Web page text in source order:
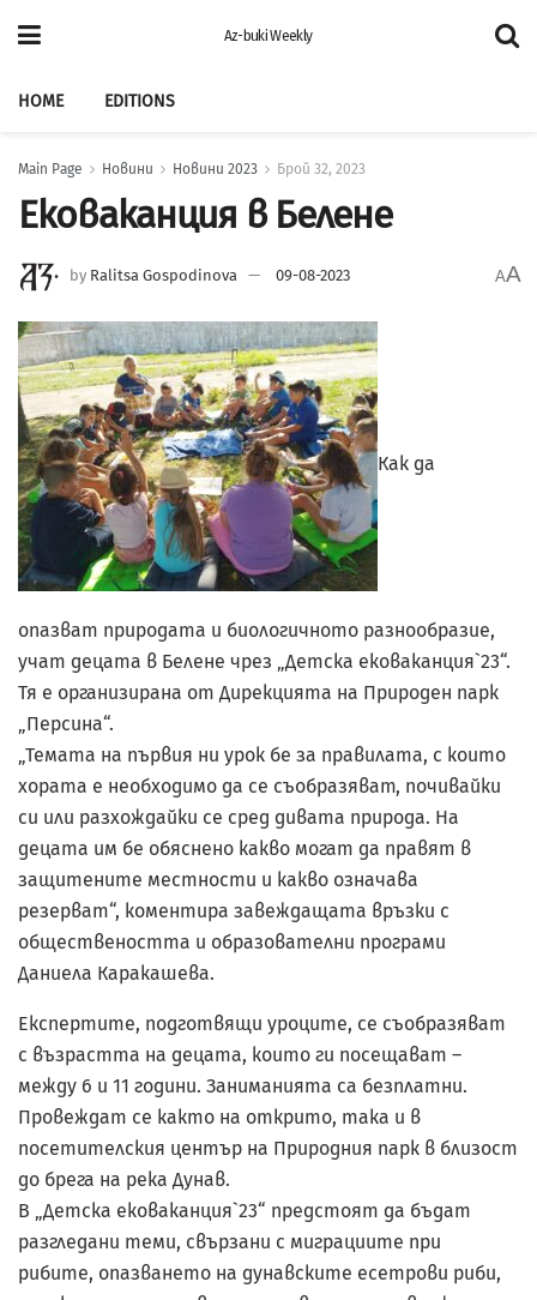
Az-buki Weekly
HOME EDITIONS
Main Page Новини Новини 2023 Брой 32, 2023
Eковаканция в Белене
by Ralitsa Gospodinova 09-08-2023 AA
Как да
опазват природата и биологичното разнообразие,
учат децата в Белене чрез „Детска ековаканция`23“.
Тя е организирана от Дирекцията на Природен парк
„Персина“.
„Темата на първия ни урок бе за правилата, с които
хората е необходимо да се съобразяват, почивайки
си или разхождайки се сред дивата природа. На
децата им бе обяснено какво могат да правят в
защитените местнос­ти и какво означава
резерват“, коментира завеждащата връзки с
обществеността и образователни програми
Даниела Каракашева.
Експертите, подготвящи уроците, се съобразяват
с възрастта на децата, които ги посещават –
между 6 и 11 години. Заниманията са безплатни.
Провеждат се както на открито, така и в
посетителския център на Природния парк в близост
до брега на река Дунав.
В „Детска ековаканция`23“ предстоят да бъдат
разгледани теми, свързани с миграциите при
рибите, опазването на дунавските есетрови риби,